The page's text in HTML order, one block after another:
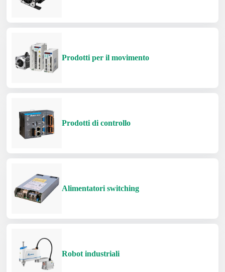
Prodotti per il movimento
Prodotti di controllo
Alimentatori switching
Robot industriali